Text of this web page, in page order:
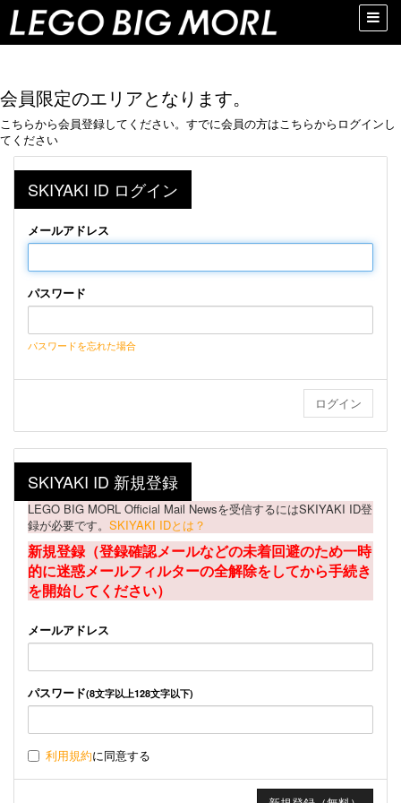
Toggle
会員限定のエリアとなります。
こちらから会員登録してください。すでに会員の方はこちらからログインし
てください
SKIYAKI ID ログイン
メールアドレス
パスワード
パスワードを忘れた場合
SKIYAKI ID 新規登録
LEGO BIG MORL Official Mail Newsを受信するにはSKIYAKI ID登
録が必要です。 SKIYAKI IDとは？
新規登録（登録確認メールなどの未着回避のため一時
的に迷惑メールフィルターの全解除をしてから手続き
を開始してください）
メールアドレス
パスワード(8文字以上128文字以下)
利用規約に同意する